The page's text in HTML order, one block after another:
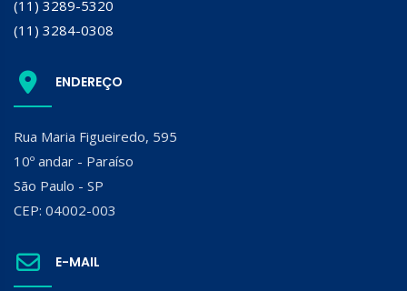
(11) 3289-5320
(11) 3284-0308
ENDEREÇO
Rua Maria Figueiredo, 595
10º andar - Paraíso
São Paulo - SP
CEP: 04002-003
E-MAIL